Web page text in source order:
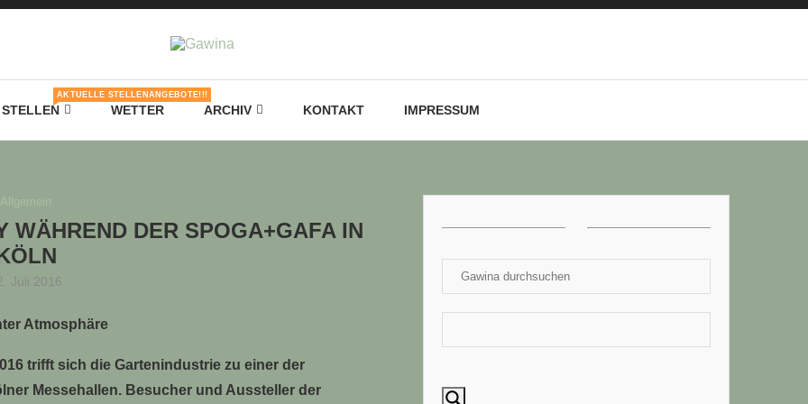
STELLEN
AKTUELLE STELLENANGEBOTE!!!
WETTER ARCHIV KONTAKT IMPRESSUM
WÄHREND DER SPOGA+GAFA IN
Juli 2016
Atmosphäre
trifft sich die Gartenindustrie zu einer der
Messehallen. Besucher und Aussteller der